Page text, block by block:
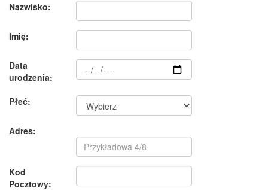
Nazwisko:
Imię:
Data
urodzenia:
Płeć:
Adres:
Kod
Pocztowy: